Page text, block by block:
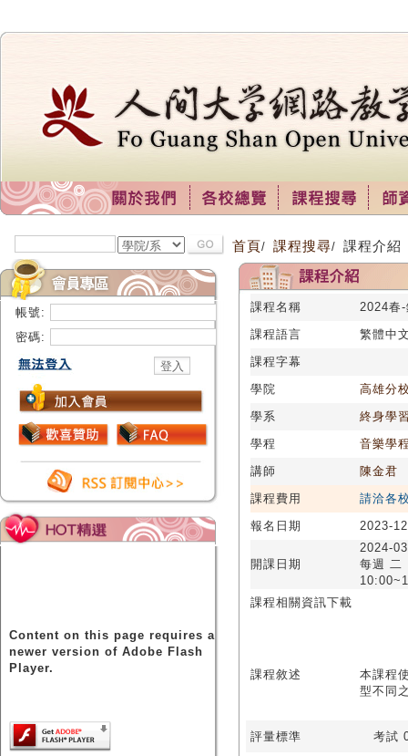
帳號:
密碼:
Content on this page requires a
newer version of Adobe Flash
Player.
首頁/ 課程搜尋/ 課程介紹
課程名稱
2024春
課程語言
繁體中
課程字幕
學院
高雄分
學系
終身學
學程
音樂學
講師
陳金君
課程費用
請洽各
報名日期
2023-
開課日期
2024-
每週 二
課程相關資訊下載
課程敘述
本課程
型不同
評量標準 考試